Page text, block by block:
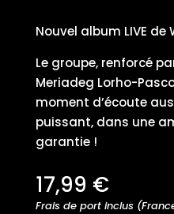
Nouvel album LIVE de
Le groupe, renforcé
Meriadeg Lorho-
moment d’écoute
puissant, dans une
garantie !
17,99 €
Frais de port inclus